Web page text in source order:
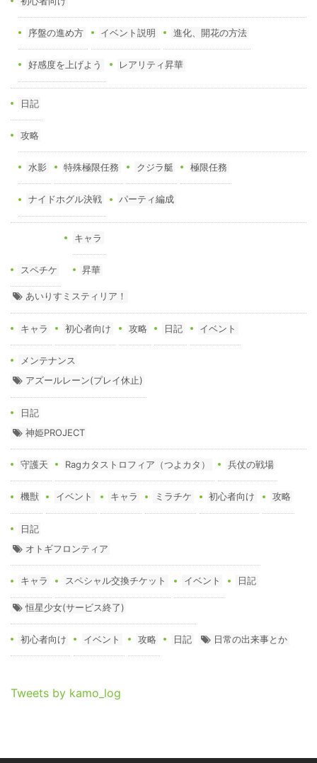
序盤の進め方 イベント説明 進化、開花の方法
好感度を上げよう レアリティ昇華
日記
攻略
水影 特殊極限任務 クジラ艇 極限任務
ナイドホグル決戦 パーティ編成
スペチケ
キャラ
昇華
あいりすミスティリア！
キャラ 初心者向け 攻略 日記 イベント
メンテナンス
アズールレーン(プレイ休止)
日記
神姫PROJECT
守護天 Ragカタストロフィア（つよカタ） 兵仗の戦場
機獣 イベント キャラ ミラチケ 初心者向け 攻略
日記
オトギフロンティア
キャラ スペシャル交換チケット イベント 日記
恒星少女(サービス終了)
初心者向け イベント 攻略 日記 日常の出来事とか
Tweets by kamo_log